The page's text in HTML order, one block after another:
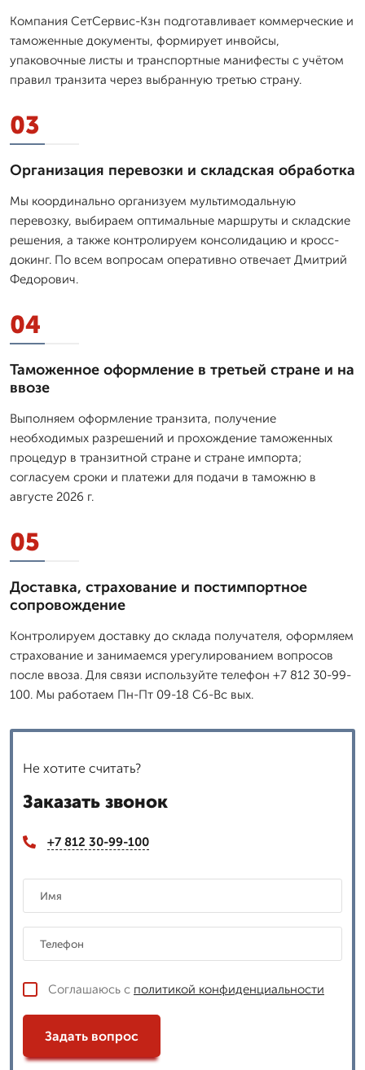
Компания СетСервис-Кзн подготавливает коммерческие и
таможенные документы, формирует инвойсы,
упаковочные листы и транспортные манифесты с учётом
правил транзита через выбранную третью страну.
03
Организация перевозки и складская обработка
Мы координально организуем мультимодальную
перевозку, выбираем оптимальные маршруты и складские
решения, а также контролируем консолидацию и кросс-
докинг. По всем вопросам оперативно отвечает Дмитpий
Федорович.
04
Таможенное оформление в третьей стране и на
ввозе
Выполняем оформление транзита, получение
необходимых разрешений и прохождение таможенных
процедур в транзитной стране и стране импорта;
согласуем сроки и платежи для подачи в таможню в
августе 2026 г.
05
Доставка, страхование и постимпортное
сопровождение
Контролируем доставку до склада получателя, оформляем
страхование и занимаемся урегулированием вопросов
после ввоза. Для связи используйте телефон +7 812 30-99-
100. Мы работаем Пн-Пт 09-18 Сб-Вс вых.
Не хотите считать?
Заказать звонок
+7 812 30-99-100
Соглашаюсь с политикой конфиденциальности
Задать вопрос